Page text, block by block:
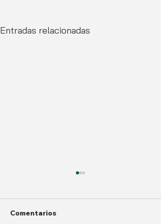
Entradas relacionadas
Comentarios